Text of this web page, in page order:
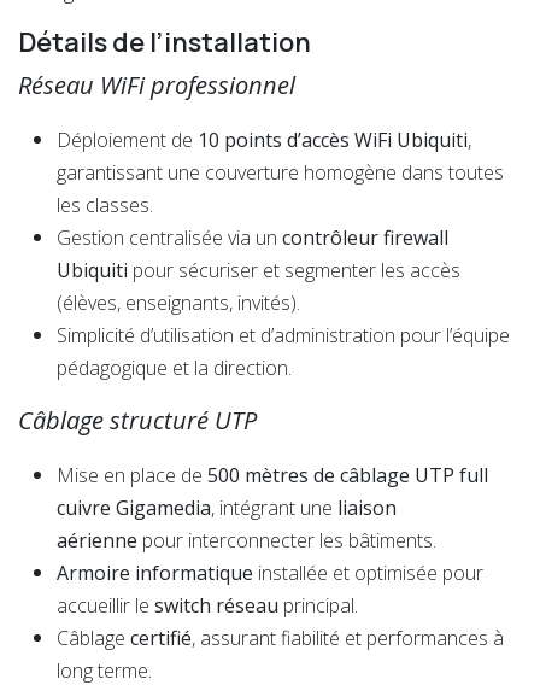
Détails de l’installation
Réseau WiFi professionnel
Déploiement de 10 points d’accès WiFi Ubiquiti,
garantissant une couverture homogène dans toutes
les classes.
Gestion centralisée via un contrôleur firewall
Ubiquiti pour sécuriser et segmenter les accès
(élèves, enseignants, invités).
Simplicité d’utilisation et d’administration pour l’équipe
pédagogique et la direction.
Câblage structuré UTP
Mise en place de 500 mètres de câblage UTP full
cuivre Gigamedia, intégrant une liaison
aérienne pour interconnecter les bâtiments.
Armoire informatique installée et optimisée pour
accueillir le switch réseau principal.
Câblage certifié, assurant fiabilité et performances à
long terme.